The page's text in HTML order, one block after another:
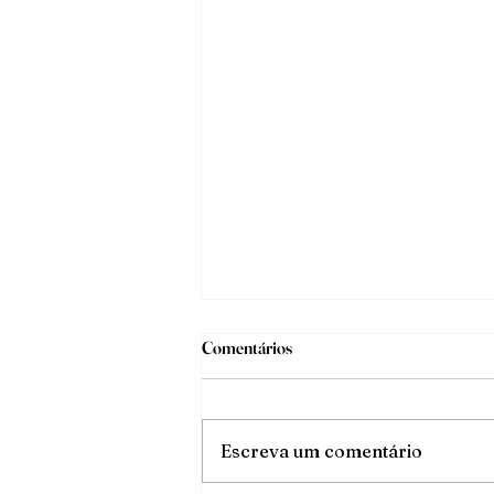
Comentários
Escreva um comentário